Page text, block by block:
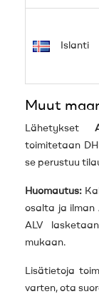
Islanti
Muut
Lähetykset
toimitetaan
se perustuu
Huomautus:
osalta ja ilman
ALV
mukaan.
Lisätietoja
varten, ota